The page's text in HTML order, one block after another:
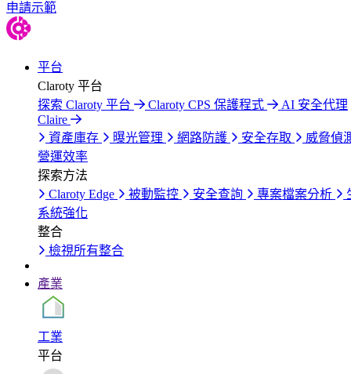
申請示範
平台
Claroty 平台
探索 Claroty 平台
Claroty CPS 保護程式
AI 安全代理
Claire
資產庫存
曝光管理 網路防護 安全存取
威脅偵
營運效率
探索方法
Claroty Edge
被動監控 安全查詢 專案檔案分析
系統強化
整合
檢視所有整合
產業
工業
平台